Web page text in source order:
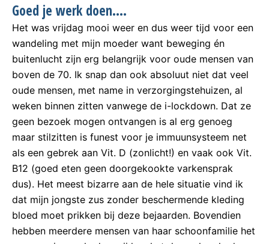
Goed je werk doen….
Het was vrijdag mooi weer en dus weer tijd voor een
wandeling met mijn moeder want beweging én
buitenlucht zijn erg belangrijk voor oude mensen van
boven de 70. Ik snap dan ook absoluut niet dat veel
oude mensen, met name in verzorgingstehuizen, al
weken binnen zitten vanwege de i-lockdown. Dat ze
geen bezoek mogen ontvangen is al erg genoeg
maar stilzitten is funest voor je immuunsysteem net
als een gebrek aan Vit. D (zonlicht!) en vaak ook Vit.
B12 (goed eten geen doorgekookte varkensprak
dus). Het meest bizarre aan de hele situatie vind ik
dat mijn jongste zus zonder beschermende kleding
bloed moet prikken bij deze bejaarden. Bovendien
hebben meerdere mensen van haar schoonfamilie het